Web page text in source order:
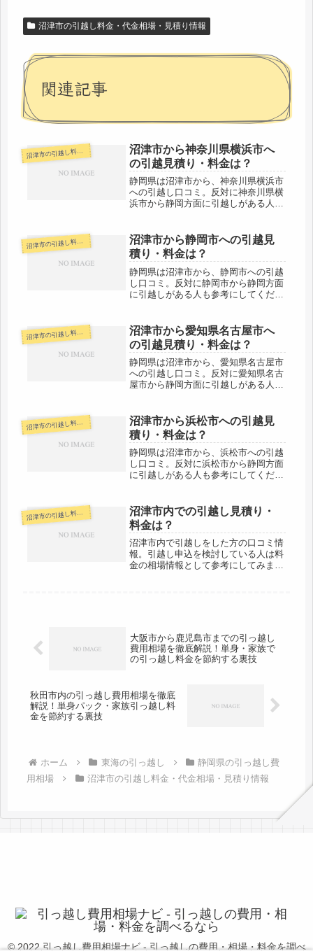
沼津市の引越し料金・代金相場・見積り情報
関連記事
沼津市の引越し料金・代金相場・見積り情報
沼津市から神奈川県横浜市へ
の引越見積り・料金は？
静岡県は沼津市から、神奈川県横浜市
への引越し口コミ。反対に神奈川県横
浜市から静岡方面に引越しがある人も
になります。片道で1時間半程度かか
る距離ですが、その日のうちの引越...
沼津市の引越し料金・代金相場・見積り情報
沼津市から静岡市への引越見
積り・料金は？
静岡県は沼津市から、静岡市への引越
し口コミ。反対に静岡市から静岡方面
に引越しがある人も参考にしてくださ
てはもっと近いのですが、その日中に
引越すことは十分可能でしょう。引
越...
沼津市の引越し料金・代金相場・見積り情報
沼津市から愛知県名古屋市へ
の引越見積り・料金は？
静岡県は沼津市から、愛知県名古屋市
への引越し口コミ。反対に愛知県名古
屋市から静岡方面に引越しがある人も
になります。片道で2時間半程度かか
る距離ですが、その日のうちの引越...
沼津市の引越し料金・代金相場・見積り情報
沼津市から浜松市への引越見
積り・料金は？
静岡県は沼津市から、浜松市への引越
し口コミ。反対に浜松市から静岡方面
に引越しがある人も参考にしてくださ
で２時間前後の距離になりますがその
日のうちの引越しも可能でしょう。...
沼津市の引越し料金・代金相場・見積り情報
沼津市内での引越し見積り・
料金は？
沼津市内で引越しをした方の口コミ情
報。引越し申込を検討している人は料
金の相場情報として参考にしてみまし
大阪市から鹿児島市までの引っ越し
費用相場を徹底解説！単身・家族で
の引っ越し料金を節約する裏技
秋田市内の引っ越し費用相場を徹底
解説！単身パック・家族引っ越し料
金を節約する裏技
ホーム 東海の引っ越し
静岡県の引っ越し費
用相場
沼津市の引越し料金・代金相場・見積り情報
© 2022 引っ越し費用相場ナビ - 引っ越しの費用・相場・料金を調べ